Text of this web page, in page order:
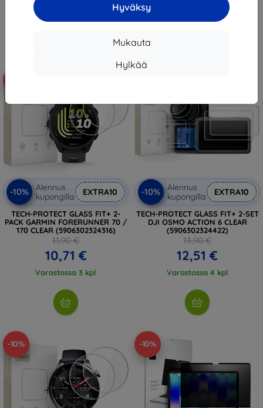
Hyväksy
Mukauta
Hylkää
Varastossa > 5 kpl Varastossa > 5 kpl
-10%
Alennus
kupongilla
EXTRA10
TECH-PROTECT GLASS FIT+ 2-
PACK GARMIN FORERUNNER 70 /
170 CLEAR (5906302324316)
11,90 €
10,71 €
Varastossa 3 kpl
-10%
Alennus
kupongilla
EXTRA10
TECH-PROTECT GLASS FIT+ 2-SET
DJI OSMO ACTION 6 CLEAR
(5906302324422)
13,90 €
12,51 €
Varastossa 4 kpl
-10% -10%